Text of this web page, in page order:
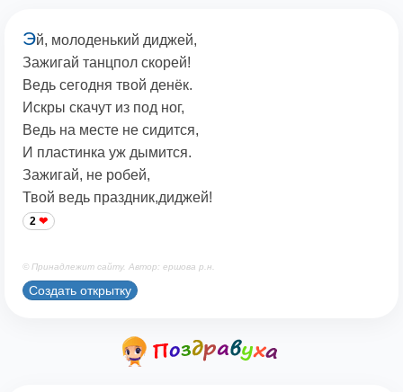
Эй, молоденький диджей,
Зажигай танцпол скорей!
Ведь сегодня твой денёк.
Искры скачут из под ног,
Ведь на месте не сидится,
И пластинка уж дымится.
Зажигай, не робей,
Твой ведь праздник,диджей!
2
© Принадлежит сайту. Автор: ершова р.н.
Создать открытку